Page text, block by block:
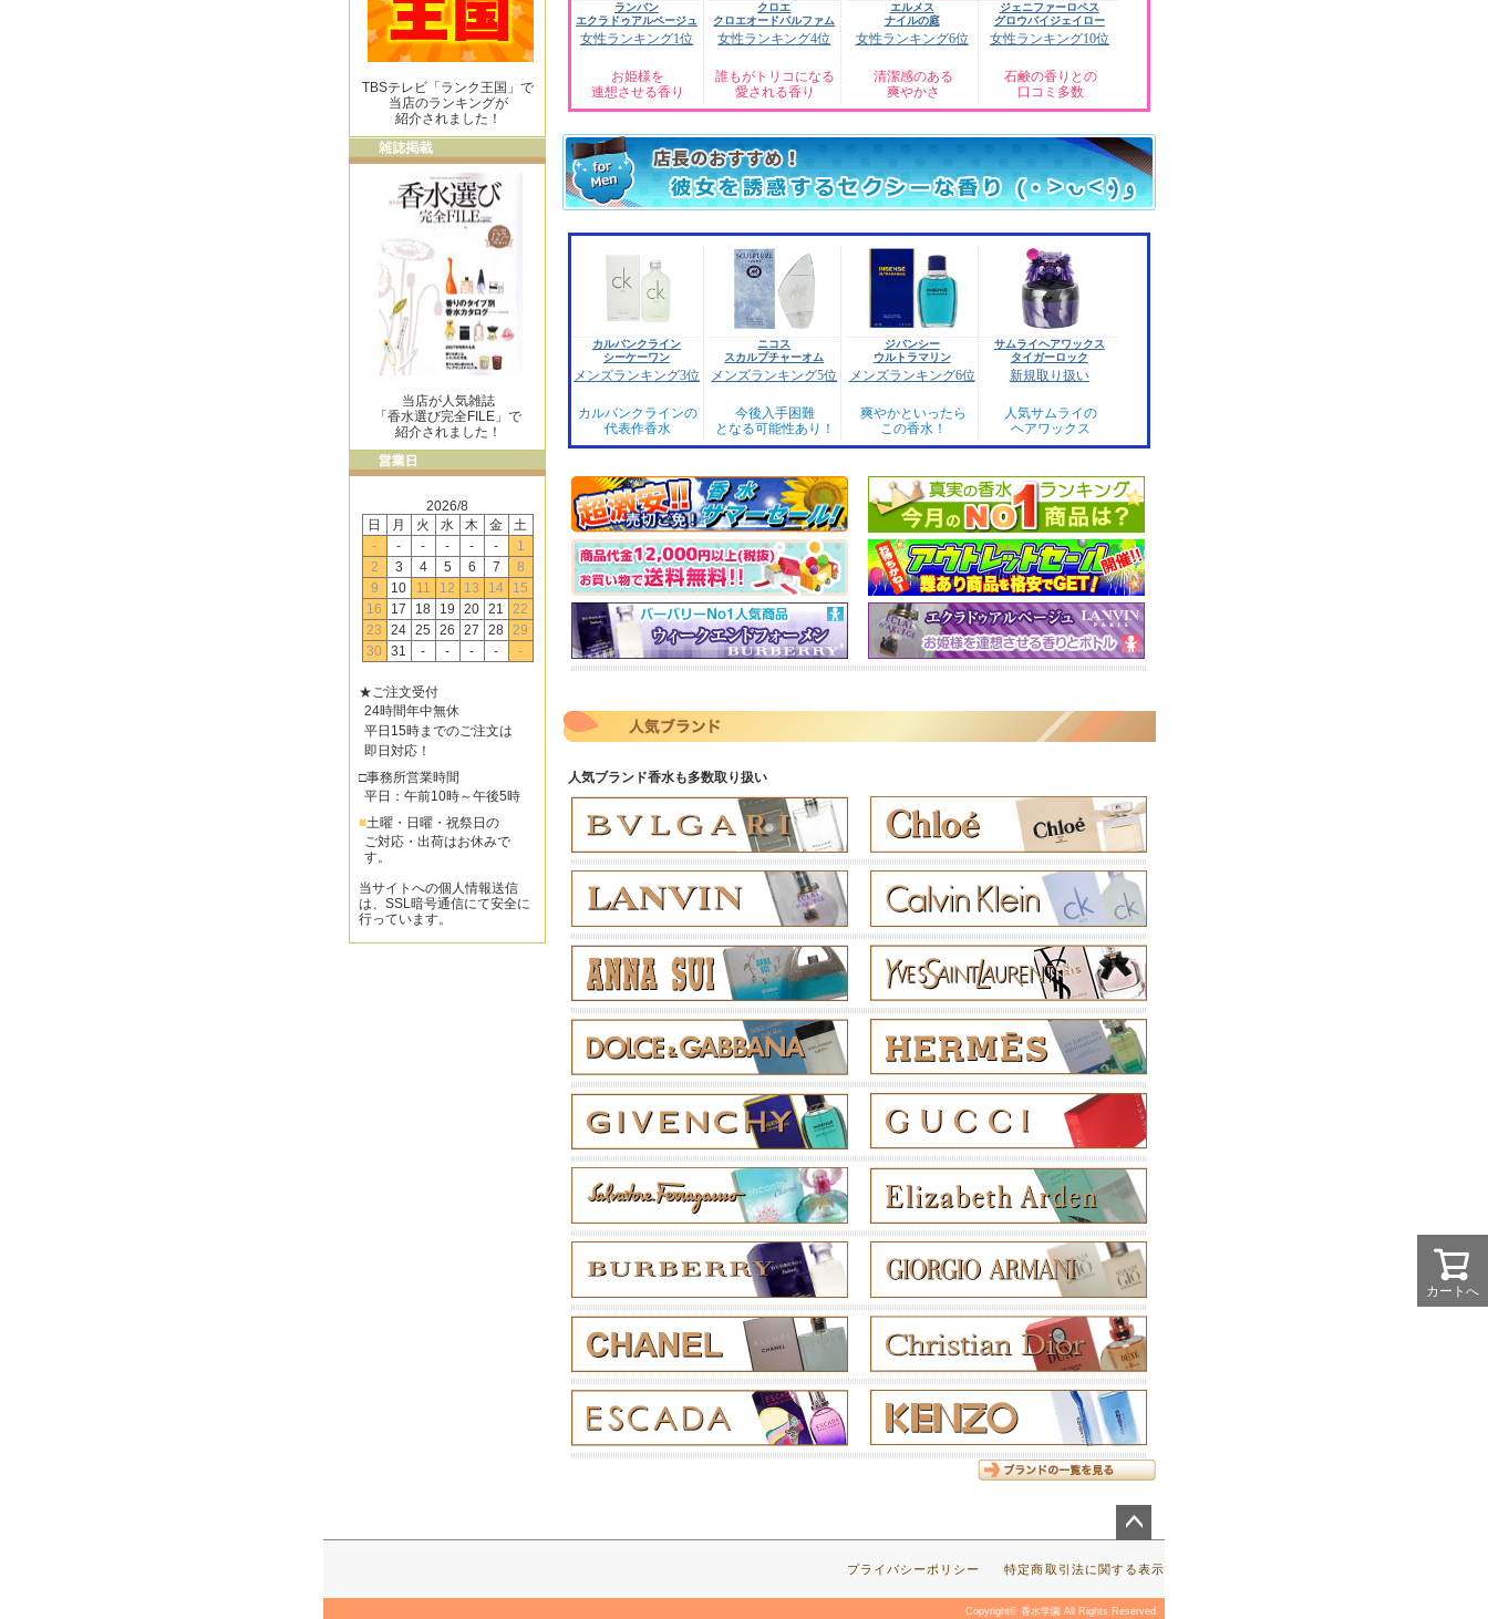
ランバン
エクラドゥアルページュ
女性ランキング1位
お姫様を
連想させる香り
クロエ
クロエオードパルファム
女性ランキング4位
誰もがトリコになる
愛される香り
エルメス
ナイルの庭
女性ランキング6位
清潔感のある
爽やかさ
ジェニファーロペス
グロウバイジェイロー
女性ランキング10位
石鹸の香りとの
口コミ多数
カルバンクライン
シーケーワン
メンズランキング3位
カルバンクラインの
代表作香水
ニコス
スカルプチャーオム
メンズランキング5位
今後入手困難
となる可能性あり！
ジバンシー
ウルトラマリン
メンズランキング6位
爽やかといったら
この香水！
サムライヘアワックス
タイガーロック
新規取り扱い
人気サムライの
ヘアワックス
人気ブランド香水も多数取り扱い
カートへ
TBSテレビ「ランク王国」で
当店のランキングが
紹介されました！
当店が人気雑誌
「香水選び完全FILE」で
紹介されました！
2026/8
日
月 火 水 木 金
土
-
- - - - -
1
2
3 4 5 6 7
8
9
10 11 12 13 14
15
16
17 18 19 20 21
22
23
24 25 26 27 28 29
30
31 - - - - -
★ご注文受付
24時間年中無休
平日15時までのご注文は
即日対応！
□事務所営業時間
平日：午前10時～午後5時
■土曜・日曜・祝祭日の
ご対応・出荷はお休みで
す。
当サイトへの個人情報送信
は、SSL暗号通信にて安全に
行っています。
ジト
ップ
へ
プライバシーポリシー 特定商取引法に関する表示
Copyright© 香水学園 All Rights Reserved.